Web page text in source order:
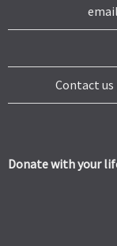
Contact us
Donate with your